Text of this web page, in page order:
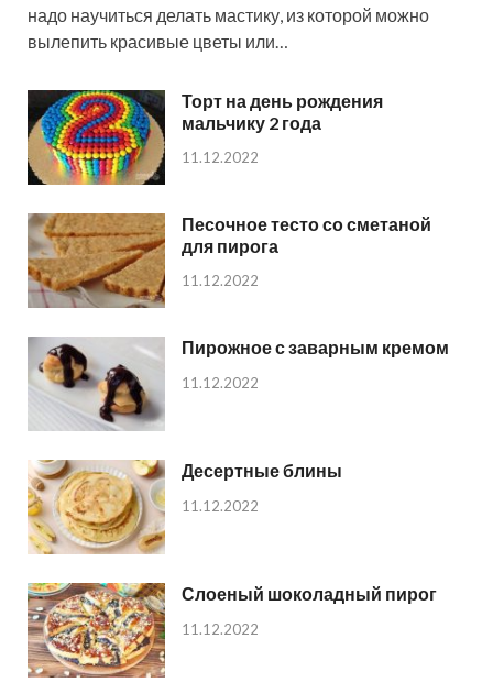
надо научиться делать мастику, из которой можно
вылепить красивые цветы или…
Торт на день рождения
мальчику 2 года
11.12.2022
Песочное тесто со сметаной
для пирога
11.12.2022
Пирожное с заварным кремом
11.12.2022
Десертные блины
11.12.2022
Слоеный шоколадный пирог
11.12.2022